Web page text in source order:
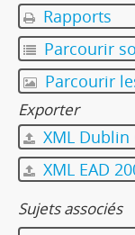
Rapports
Parcourir
Parcourir
Exporter
XML Dublin
XML EAD
Sujets associés